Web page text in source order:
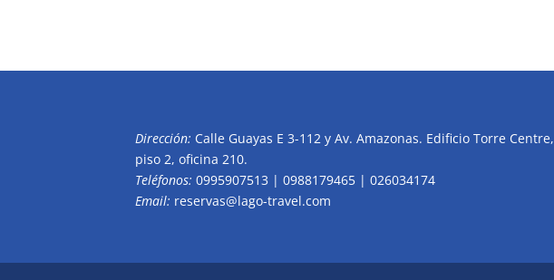
Dirección: Calle Guayas E 3-112 y Av. Amazonas. Edificio Torre Centre,
piso 2, oficina 210.
Teléfonos: 0995907513 | 0988179465 | 026034174
Email: reservas@lago-travel.com